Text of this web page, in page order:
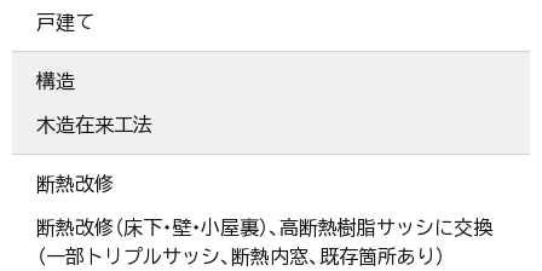
戸建て
構造
木造在来工法
断熱改修
断熱改修（床下・壁・小屋裏）、高断熱樹脂サッシに交換
（一部トリプルサッシ、断熱内窓、既存箇所あり）